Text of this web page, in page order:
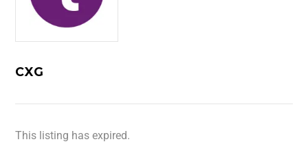
CXG
This listing has expired.